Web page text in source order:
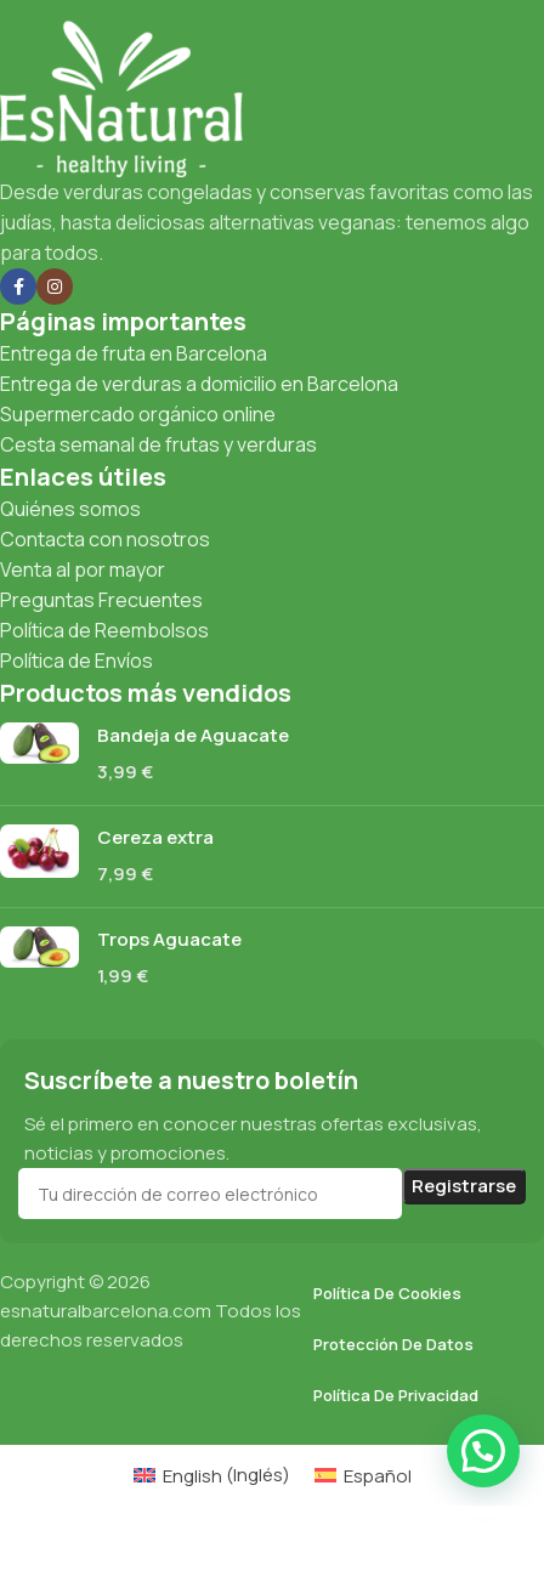
Desde verduras congeladas y conservas favoritas como las
judías, hasta deliciosas alternativas veganas: tenemos algo
para todos.
Páginas importantes
Entrega de fruta en Barcelona
Entrega de verduras a domicilio en Barcelona
Supermercado orgánico online
Cesta semanal de frutas y verduras
Enlaces útiles
Quiénes somos
Contacta con nosotros
Venta al por mayor
Preguntas Frecuentes
Política de Reembolsos
Política de Envíos
Productos más vendidos
Bandeja de Aguacate
3,99€
Cereza extra
7,99€
Trops Aguacate
1,99€
Suscríbete a nuestro boletín
Sé el primero en conocer nuestras ofertas exclusivas,
noticias y promociones.
Copyright © 2026
esnaturalbarcelona.com Todos los
derechos reservados
Política De Cookies
Protección De Datos
Política De Privacidad
English (Inglés) Español